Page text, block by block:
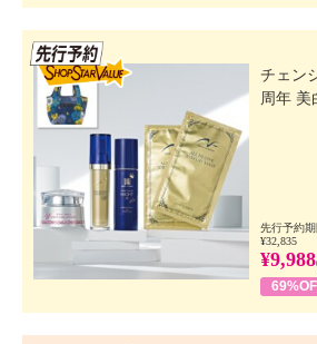
チェン
周年 美
先行予約
¥32,835
¥9,988